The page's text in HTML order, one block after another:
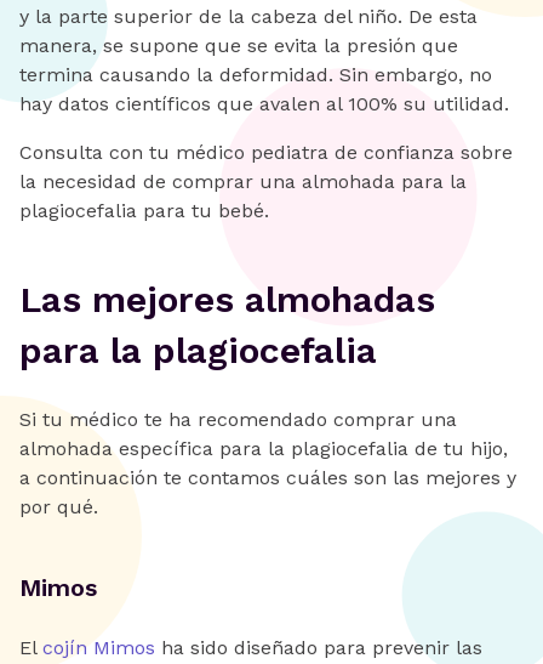
y la parte superior de la cabeza del niño. De esta
manera, se supone que se evita la presión que
termina causando la deformidad. Sin embargo, no
hay datos científicos que avalen al 100% su utilidad.
Consulta con tu médico pediatra de confianza sobre
la necesidad de comprar una almohada para la
plagiocefalia para tu bebé.
Las mejores almohadas
para la plagiocefalia
Si tu médico te ha recomendado comprar una
almohada específica para la plagiocefalia de tu hijo,
a continuación te contamos cuáles son las mejores y
por qué.
Mimos
El cojín Mimos ha sido diseñado para prevenir las